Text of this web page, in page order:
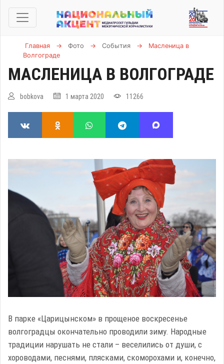
Главная → Фото → События →
Масленица в
Волгограде
МАСЛЕНИЦА В ВОЛГОГРАДЕ
bobkova 1 марта 2020 11266
В парке «Царицынском» в прощеное воскресенье
волгоградцы окончательно проводили зиму. Народные
традиции нарушать не стали – веселились от души, с
хороводами, песнями, плясками, скоморохами и, конечно,